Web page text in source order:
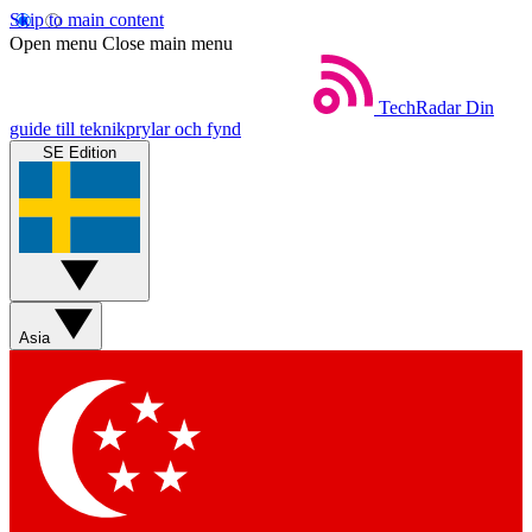
Skip to main content
Open menu Close main menu
TechRadar Din
guide till teknikprylar och fynd
SE Edition
Asia